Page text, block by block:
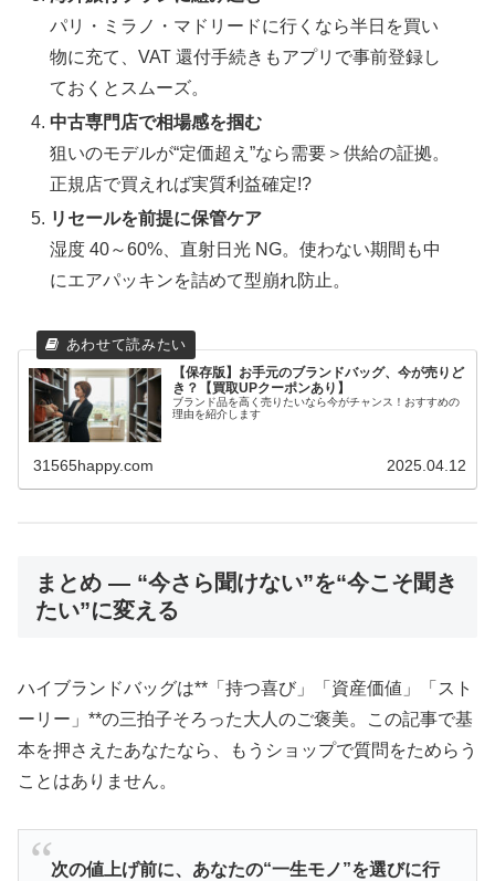
パリ・ミラノ・マドリードに行くなら半日を買い
物に充て、VAT 還付手続きもアプリで事前登録し
ておくとスムーズ。
中古専門店で相場感を掴む
狙いのモデルが“定価超え”なら需要＞供給の証拠。
正規店で買えれば実質利益確定!?
リセールを前提に保管ケア
湿度 40～60%、直射日光 NG。使わない期間も中
にエアパッキンを詰めて型崩れ防止。
【保存版】お手元のブランドバッグ、今が売りど
き？【買取UPクーポンあり】
ブランド品を高く売りたいなら今がチャンス！おすすめの
理由を紹介します
31565happy.com 2025.04.12
まとめ ― “今さら聞けない”を“今こそ聞き
たい”に変える
ハイブランドバッグは**「持つ喜び」「資産価値」「スト
ーリー」**の三拍子そろった大人のご褒美。この記事で基
本を押さえたあなたなら、もうショップで質問をためらう
ことはありません。
次の値上げ前に、あなたの“一生モノ”を選びに行